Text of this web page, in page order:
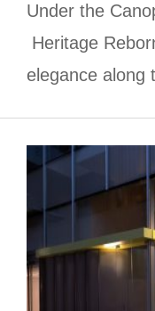
Under the
Heritage
elegance